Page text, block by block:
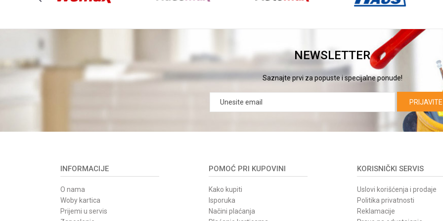
NEWSLETTER
Saznajte prvi za popuste i specijalne ponude!
INFORMACIJE
O nama
Woby kartica
Prijemi u servis
POMOĆ PRI KUPOVINI
Kako kupiti
Isporuka
Načini plaćanja
KORISNIČKI SERVIS
Uslovi korišćenja i prodaje
Politika privatnosti
Reklamacije